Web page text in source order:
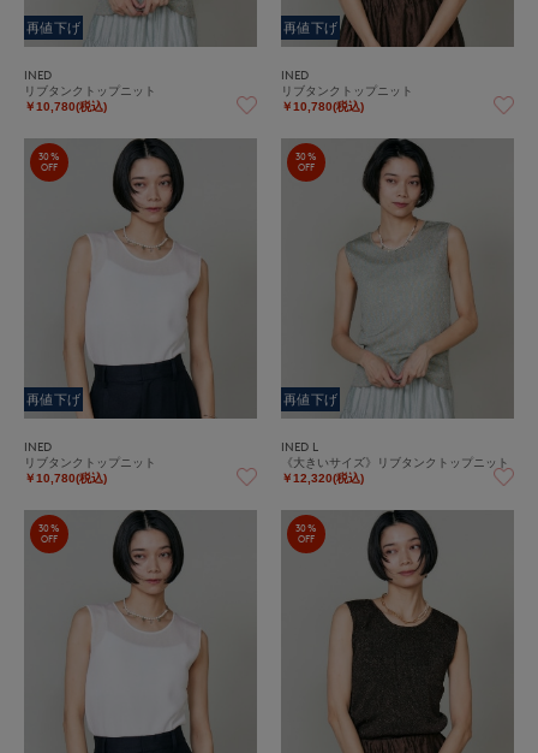
再値下げ
INED
リブタンクトップニット
￥10,780(税込)
再値下げ
INED
リブタンクトップニット
￥10,780(税込)
30%
OFF
再値下げ
INED
リブタンクトップニット
￥10,780(税込)
30%
OFF
再値下げ
INED L
《大きいサイズ》リブタンクトップニット
￥12,320(税込)
30%
OFF
30%
OFF